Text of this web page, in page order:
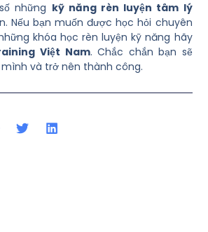
những kỹ năng rèn luyện tâm lý
Nếu bạn muốn được học hỏi chuyên
khóa học rèn luyện kỹ năng hãy
Việt Nam. Chắc chắn bạn sẽ
và trở nên thành công.